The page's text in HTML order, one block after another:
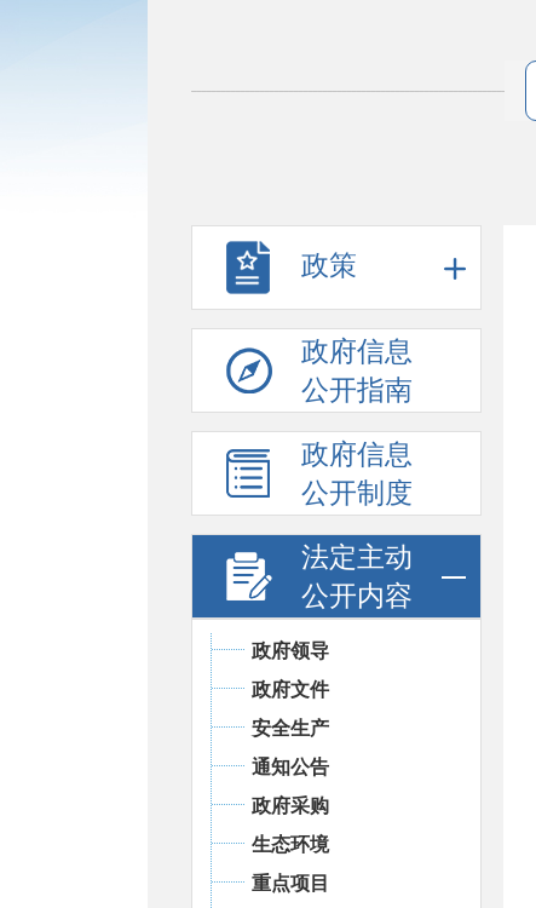
政策
政府信息
公开指南
政府信息
公开制度
法定主动
公开内容
政府领导
政府文件
安全生产
通知公告
政府采购
生态环境
重点项目